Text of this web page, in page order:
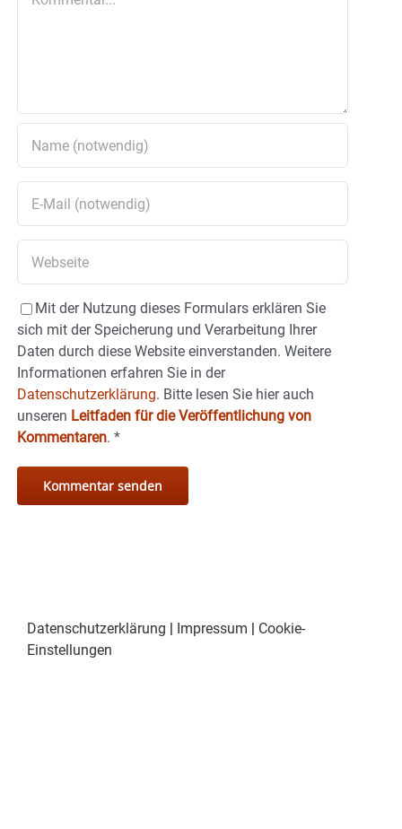
Mit der Nutzung dieses Formulars erklären Sie
sich mit der Speicherung und Verarbeitung Ihrer
Daten durch diese Website einverstanden. Weitere
Informationen erfahren Sie in der
Datenschutzerklärung. Bitte lesen Sie hier auch
unseren Leitfaden für die Veröffentlichung von
Kommentaren. *
Datenschutzerklärung Impressum
Cookie-
Einstellungen